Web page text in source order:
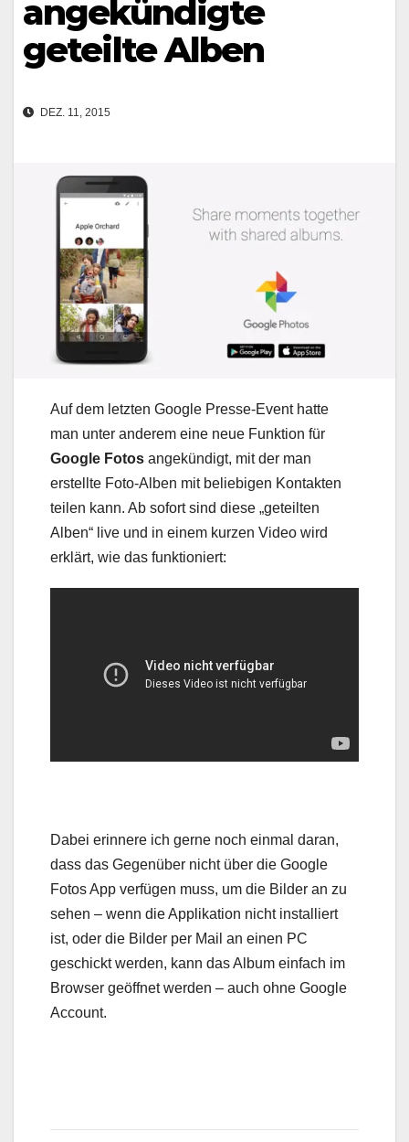
angekündigte
geteilte Alben
DEZ. 11, 2015
Auf dem letzten Google Presse-Event hatte
man unter anderem eine neue Funktion für
Google Fotos angekündigt, mit der man
erstellte Foto-Alben mit beliebigen Kontakten
teilen kann. Ab sofort sind diese „geteilten
Alben“ live und in einem kurzen Video wird
erklärt, wie das funktioniert:
Dabei erinnere ich gerne noch einmal daran,
dass das Gegenüber nicht über die Google
Fotos App verfügen muss, um die Bilder an zu
sehen – wenn die Applikation nicht installiert
ist, oder die Bilder per Mail an einen PC
geschickt werden, kann das Album einfach im
Browser geöffnet werden – auch ohne Google
Account.